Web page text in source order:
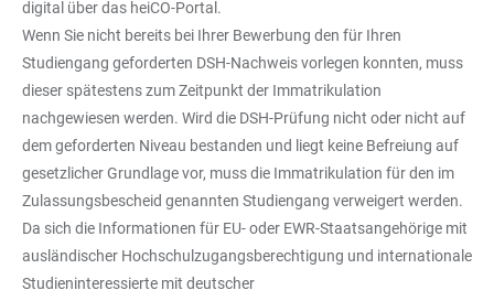
digital über das heiCO-Portal.
Wenn Sie nicht bereits bei Ihrer Bewerbung den für Ihren
Studiengang geforderten DSH-Nachweis vorlegen konnten, muss
dieser spätestens zum Zeitpunkt der Immatrikulation
nachgewiesen werden. Wird die DSH-Prüfung nicht oder nicht auf
dem geforderten Niveau bestanden und liegt keine Befreiung auf
gesetzlicher Grundlage vor, muss die Immatrikulation für den im
Zulassungsbescheid genannten Studiengang verweigert werden.
Da sich die Informationen für EU- oder EWR-Staatsangehörige mit
ausländischer Hochschulzugangsberechtigung und internationale
Studieninteressierte mit deutscher